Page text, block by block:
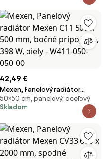
42,49 €
Mexen, Panelový radiátor
Mexen C11 500 x 500 mm,
bočné pripojenie, 398 W, biely -
50×50 cm, panelový, oceľový
Skladom